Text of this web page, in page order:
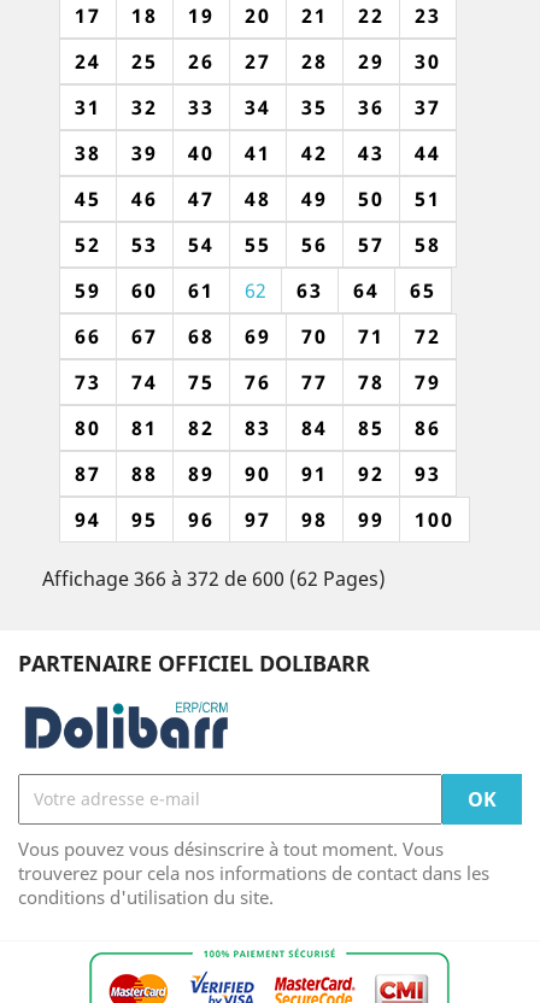
17
18 19 20 21 22
23
24
25 26 27 28 29
30
31
32 33 34 35 36
37
38
39 40 41 42 43
44
45
46 47 48 49 50
51
52
53 54 55 56 57
58
59
60 61 62 63 64
65
66
67 68 69 70 71
72
73
74 75 76 77 78
79
80
81 82 83 84 85
86
87
88 89 90 91 92
93
94
95 96 97 98 99 100
Affichage 366 à 372 de 600 (62 Pages)
PARTENAIRE OFFICIEL DOLIBARR
Vous pouvez vous désinscrire à tout moment. Vous
trouverez pour cela nos informations de contact dans les
conditions d'utilisation du site.